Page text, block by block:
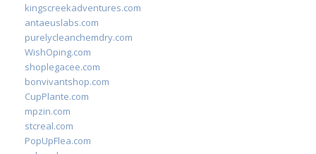
kingscreekadventures.com
antaeuslabs.com
purelycleanchemdry.com
WishOping.com
shoplegacee.com
bonvivantshop.com
CupPlante.com
mpzin.com
stcreal.com
PopUpFlea.com